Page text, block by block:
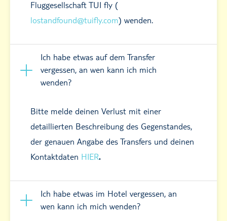
Fluggesellschaft TUI fly (
lostandfound@tuifly.com) wenden.
Ich habe etwas auf dem Transfer
vergessen, an wen kann ich mich
wenden?
Bitte melde deinen Verlust mit einer
detaillierten Beschreibung des Gegenstandes,
der genauen Angabe des Transfers und deinen
Kontaktdaten HIER.
Ich habe etwas im Hotel vergessen, an
wen kann ich mich wenden?